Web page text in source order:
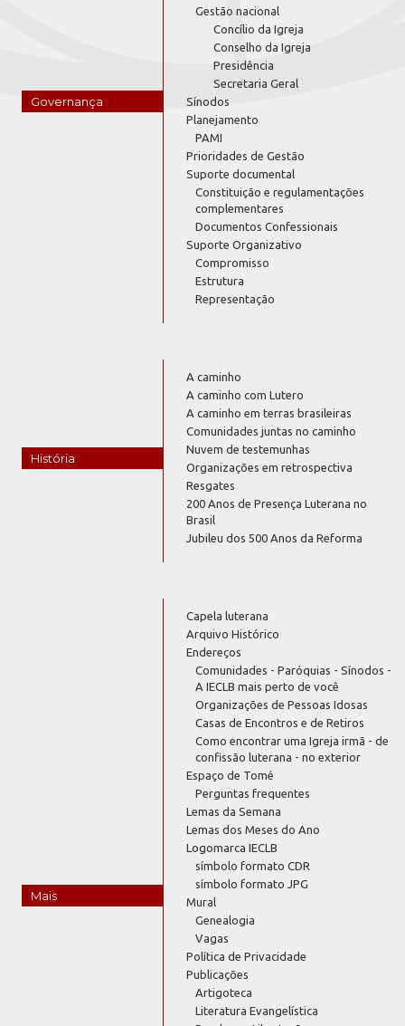
Governança
Gestão nacional
Concílio da Igreja
Conselho da Igreja
Presidência
Secretaria Geral
Sínodos
Planejamento
PAMI
Prioridades de Gestão
Suporte documental
Constituição e regulamentações
complementares
Documentos Confessionais
Suporte Organizativo
Compromisso
Estrutura
Representação
História
A caminho
A caminho com Lutero
A caminho em terras brasileiras
Comunidades juntas no caminho
Nuvem de testemunhas
Organizações em retrospectiva
Resgates
200 Anos de Presença Luterana no
Brasil
Jubileu dos 500 Anos da Reforma
Mais
Capela luterana
Arquivo Histórico
Endereços
Comunidades - Paróquias - Sínodos -
A IECLB mais perto de você
Organizações de Pessoas Idosas
Casas de Encontros e de Retiros
Como encontrar uma Igreja irmã - de
confissão luterana - no exterior
Espaço de Tomé
Perguntas frequentes
Lemas da Semana
Lemas dos Meses do Ano
Logomarca IECLB
símbolo formato CDR
símbolo formato JPG
Mural
Genealogia
Vagas
Política de Privacidade
Publicações
Artigoteca
Literatura Evangelística